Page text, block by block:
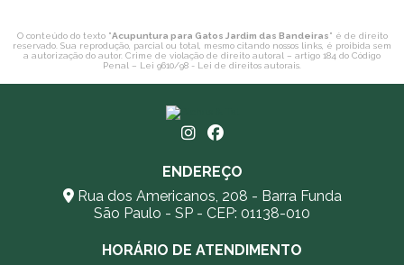
O conteúdo do texto "Acupuntura para Gatos Jardim das Bandeiras" é de direito
reservado. Sua reprodução, parcial ou total, mesmo citando nossos links, é proibida sem
a autorização do autor. Crime de violação de direito autoral – artigo 184 do Código
Penal – Lei 9610/98 - Lei de direitos autorais.
ENDEREÇO
Rua dos Americanos, 208 - Barra Funda
São Paulo - SP - CEP: 01138-010
HORÁRIO DE ATENDIMENTO